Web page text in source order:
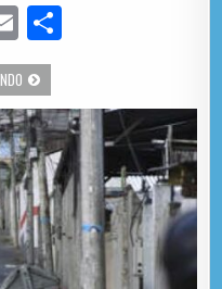
E
m
ai
l
p
ar
ti
r
CAOS EN HAITÍ REUNIRÁ EN SESIÓN